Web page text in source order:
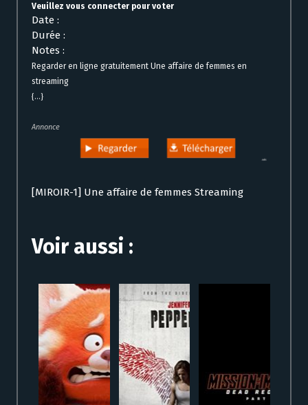
Veuillez vous connecter pour voter
Date :
Durée :
Notes :
Regarder en ligne gratuitement Une affaire de femmes en
streaming
{...}
Annonce
[MIROIR-1] Une affaire de femmes Streaming
Voir aussi :